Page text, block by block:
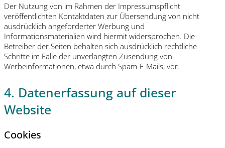
Der Nutzung von im Rahmen der Impressumspflicht
veröffentlichten Kontaktdaten zur Übersendung von nicht
ausdrücklich angeforderter Werbung und
Informationsmaterialien wird hiermit widersprochen. Die
Betreiber der Seiten behalten sich ausdrücklich rechtliche
Schritte im Falle der unverlangten Zusendung von
Werbeinformationen, etwa durch Spam-E-Mails, vor.
4. Datenerfassung auf dieser
Website
Cookies